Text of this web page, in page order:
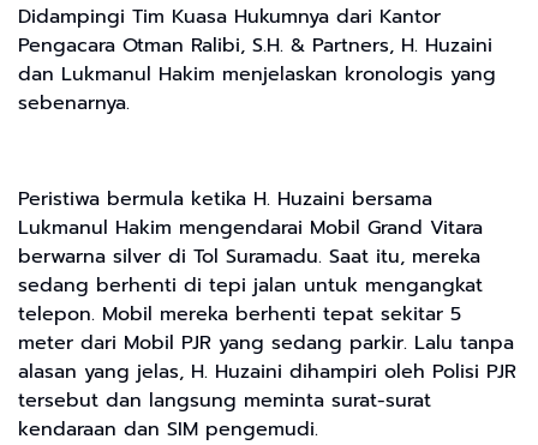
Didampingi Tim Kuasa Hukumnya dari Kantor
Pengacara Otman Ralibi, S.H. & Partners, H. Huzaini
dan Lukmanul Hakim menjelaskan kronologis yang
sebenarnya.
Peristiwa bermula ketika H. Huzaini bersama
Lukmanul Hakim mengendarai Mobil Grand Vitara
berwarna silver di Tol Suramadu. Saat itu, mereka
sedang berhenti di tepi jalan untuk mengangkat
telepon. Mobil mereka berhenti tepat sekitar 5
meter dari Mobil PJR yang sedang parkir. Lalu tanpa
alasan yang jelas, H. Huzaini dihampiri oleh Polisi PJR
tersebut dan langsung meminta surat-surat
kendaraan dan SIM pengemudi.